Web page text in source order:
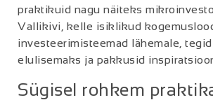
praktikuid nagu näiteks
Vallikivi, kelle isiklikud
investeerimisteemad lähemale,
elulisemaks ja pakkusid
Sügisel rohkem